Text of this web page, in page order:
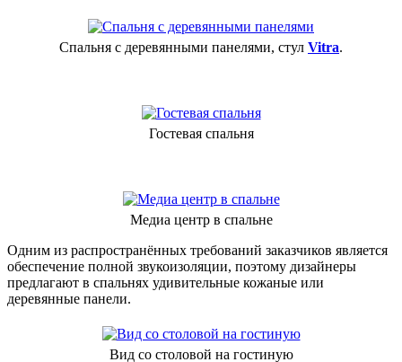
Спальня с деревянными панелями, стул Vitra.
Гостевая спальня
Медиа центр в спальне
Одним из распространённых требований заказчиков является
обеспечение полной звукоизоляции, поэтому дизайнеры
предлагают в спальнях удивительные кожаные или
деревянные панели.
Вид со столовой на гостиную